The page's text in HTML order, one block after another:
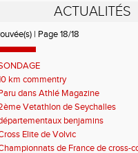
ACTUALITÉS
| Page 18/18
km commentry
dans Athlé Magazine
Vetathlon de Seychalles
benjamins
Elite de Volvic
de France de cross-